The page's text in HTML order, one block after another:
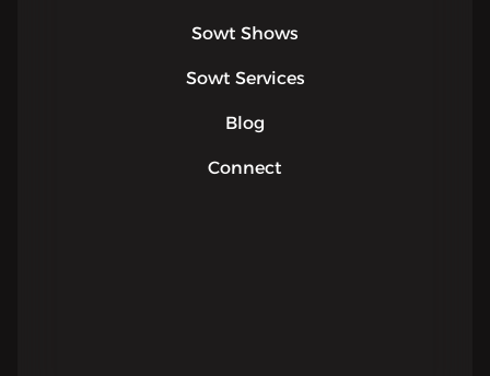
Sowt Shows
Sowt Services
Blog
Connect